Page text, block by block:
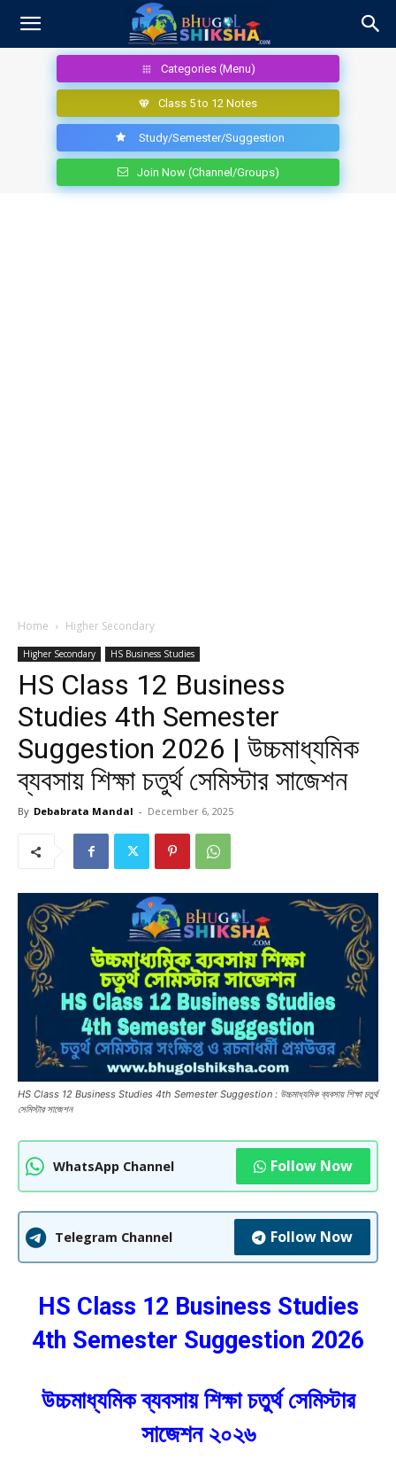
Categories (Menu)
Class 5 to 12 Notes
Study/Semester/Suggestion
Join Now (Channel/Groups)
Home Higher Secondary
Higher Secondary HS Business Studies
HS Class 12 Business
Studies 4th Semester
Suggestion 2026 | উচ্চমাধ্যমিক
ব্যবসায় শিক্ষা চতুর্থ সেমিস্টার সাজেশন
By Debabrata Mandal - December 6, 2025
HS Class 12 Business Studies 4th Semester Suggestion : উচ্চমাধ্যমিক ব্যবসায় শিক্ষা চতুর্থ
সেমিস্টার সাজেশন
WhatsApp Channel Follow Now
Telegram Channel Follow Now
HS Class 12 Business Studies
4th Semester Suggestion 2026
উচ্চমাধ্যমিক ব্যবসায় শিক্ষা চতুর্থ সেমিস্টার
সাজেশন ২০২৬